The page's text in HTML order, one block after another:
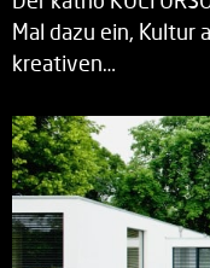
Mal dazu ein, Kultur
kreativen…